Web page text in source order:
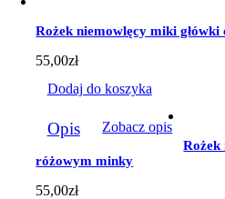
można
wybrać
na
stronie
Rożek niemowlęcy miki
55,00zł
Dodaj do koszyka
Opis Zobacz opis
Rożek
różowym minky
55,00zł